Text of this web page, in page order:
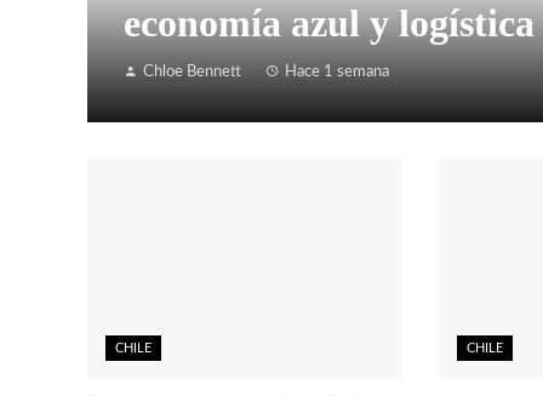
economía azul y
Chloe Bennett Hace 1 semana
CHILE CHILE